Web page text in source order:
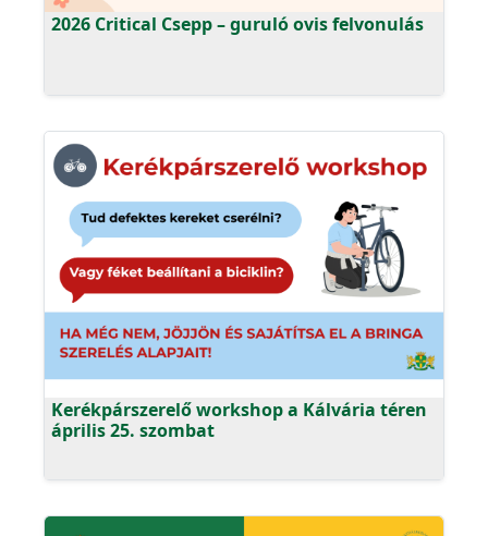
2026 Critical Csepp – guruló ovis felvonulás
Kerékpárszerelő workshop a Kálvária téren
április 25. szombat